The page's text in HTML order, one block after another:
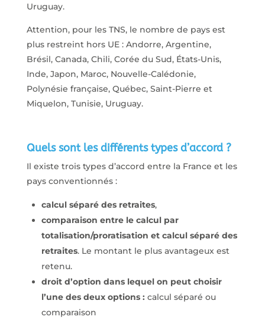
Uruguay.
Attention, pour les TNS, le nombre de pays est
plus restreint hors UE : Andorre, Argentine,
Brésil, Canada, Chili, Corée du Sud, États-Unis,
Inde, Japon, Maroc, Nouvelle-Calédonie,
Polynésie française, Québec, Saint-Pierre et
Miquelon, Tunisie, Uruguay.
Quels sont les différents types d’accord ?
Il existe trois types d’accord entre la France et les
pays conventionnés :
calcul séparé des retraites,
comparaison entre le calcul par
totalisation/proratisation et calcul séparé des
retraites. Le montant le plus avantageux est
retenu.
droit d’option dans lequel on peut choisir
l’une des deux options : calcul séparé ou
comparaison